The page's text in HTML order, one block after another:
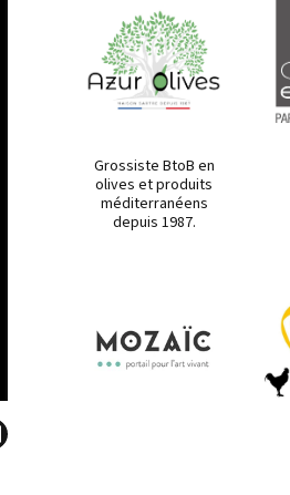
Grossiste BtoB en
olives et produits
méditerranéens
depuis 1987.